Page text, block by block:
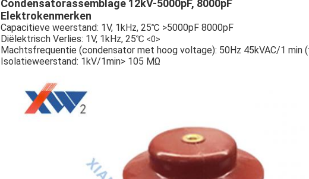
Condensatorassemblage 12kV-5000pF, 8000pF
Elektrokenmerken
Capacitieve weerstand: 1V, 1kHz, 25℃ >5000pF 8000pF
Diëlektrisch Verlies: 1V, 1kHz, 25℃ <0>
Machtsfrequentie (condensator met hoog voltage): 50Hz 45kVAC/1 min
Isolatieweerstand: 1kV/1min> 105 MΩ